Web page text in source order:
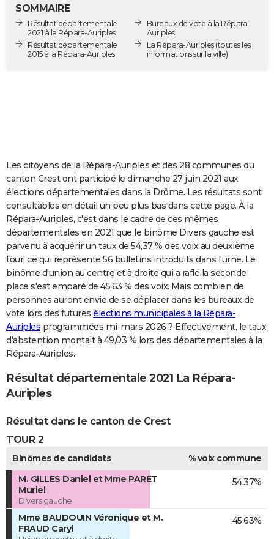
Destinations
City break
Voyage nature
Voyage de noces
Forum
Climat
GUIDES D'ACHAT
COPAINS D'AVANT
AVIS DE DÉCÈS
Bricolage
Lifestyle
Culture
Sport
Auto
Television
Voyage
Cinema
SOMMAIRE
Résultat départementale
2021 à la Répara-Auriples
Résultat départementale
2015 à la Répara-Auriples
Bureaux de vote à la Répara-
Auriples
La Répara-Auriples(toutes les
informations sur la ville)
Les citoyens de la Répara-Auriples et des 28 communes du
canton Crest ont participé le dimanche 27 juin 2021 aux
élections départementales dans la Drôme. Les résultats sont
consultables en détail un peu plus bas dans cette page. À la
Répara-Auriples, c'est dans le cadre de ces mêmes
départementales en 2021 que le binôme Divers gauche est
parvenu à acquérir un taux de 54,37 % des voix au deuxième
tour, ce qui représente 56 bulletins introduits dans l'urne. Le
binôme d'union au centre et à droite qui a raflé la seconde
place s'est emparé de 45,63 % des voix. Mais combien de
personnes auront envie de se déplacer dans les bureaux de
vote lors des futures élections municipales à la Répara-
Auriples programmées mi-mars 2026 ? Effectivement, le taux
d'abstention montait à 49,03 % lors des départementales à la
Répara-Auriples.
Résultat départementale 2021 La Répara-
Auriples
Résultat dans le canton de Crest
TOUR 2
Binômes de candidats
% voix commune
M. GILLES Daniel et Mme PARET
Muriel
Divers gauche
54,37%
Mme BAUDOUIN Véronique et M.
FRAUD Caryl
45,63%